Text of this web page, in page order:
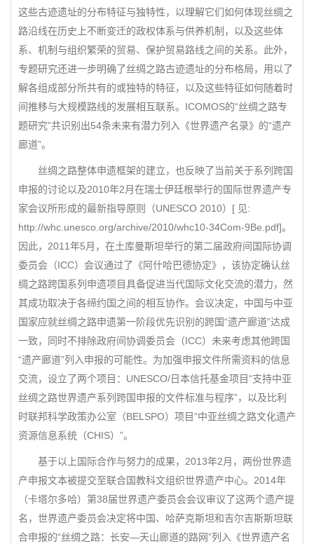
这些古迹遗址的分布特征与独特性，以理解它们如何体现丝绸之
路沿线在历史上不断变迁的政权体系与供养机制，以及这些体
系、机制与组织繁荣的贸易、保护贸易路线之间的关系。此外，
专题研究还进一步明确了丝绸之路古迹遗址的分布格局，用以了
解各组成部分所共有的或独特的特征，以及这些特征如何随着时
间推移与大规模路线的发展相互联系。ICOMOS的“丝绸之路专
题研究”共识别出54条未来有潜力列入《世界遗产名录》的“遗产
廊道”。
丝绸之路整体申遗框架的建立，也反映了当前关于系列跨国
申报的讨论以及2010年2月在瑞士伊廷根举行的国际世界遗产专
家会议所形成的最新指导原则（UNESCO 2010）[ 见:
http://whc.unesco.org/archive/2010/whc10-34Com-9Be.pdf]。
因此，2011年5月，在土库曼斯坦举行的第二届政府间国际协调
委员会（ICC）会议通过了《阿什哈巴德协定》，该协定确认丝
绸之路跨国系列申遗项目具备促进当代国际文化交流的潜力，然
其成功取决于各缔约国之间的相互协作。会议决定，中国与中亚
国家应就丝绸之路申遗第一阶段优先识别的跨国“遗产廊道”达成
一致，同时不排除政府间协调委员会（ICC）未来考虑其他跨国
“遗产廊道”列入申报的可能性。为加强申报文件所需资料的信息
交流，设立了两个项目：UNESCO/日本信托基金项目“支持中亚
丝绸之路世界遗产系列跨国申报的文件标准与程序”，以及比利
时联邦科学政策办公室（BELSPO）项目“中亚丝绸之路文化遗产
资源信息系统（CHIS）”。
基于以上国际合作与努力的成果，2013年2月，两份世界遗
产申报文本被提交至联合国教科文组织世界遗产中心。2014年
（卡塔尔多哈）第38届世界遗产委员会会议审议了这两个遗产提
名，世界遗产委员会决定将中国、哈萨克斯坦和吉尔吉斯斯坦联
合申报的“丝绸之路：长安—天山廊道的路网”列入《世界遗产名